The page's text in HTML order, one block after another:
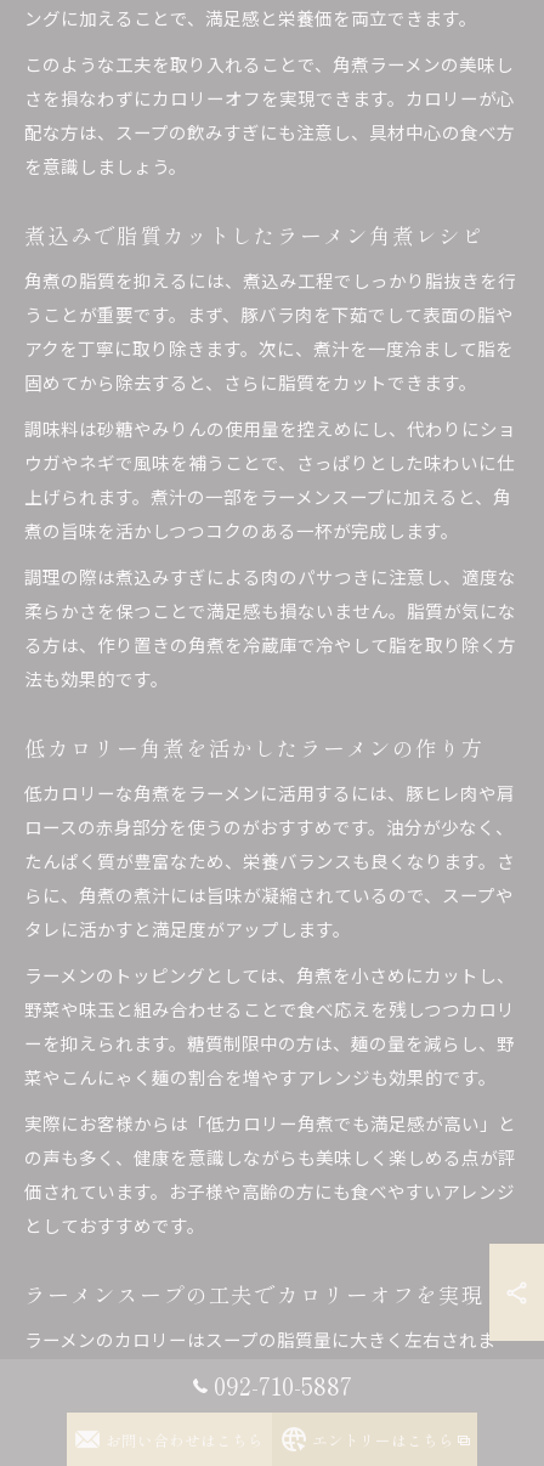
ングに加えることで、満足感と栄養価を両立できます。
このような工夫を取り入れることで、角煮ラーメンの美味し
さを損なわずにカロリーオフを実現できます。カロリーが心
配な方は、スープの飲みすぎにも注意し、具材中心の食べ方
を意識しましょう。
煮込みで脂質カットしたラーメン角煮レシピ
角煮の脂質を抑えるには、煮込み工程でしっかり脂抜きを行
うことが重要です。まず、豚バラ肉を下茹でして表面の脂や
アクを丁寧に取り除きます。次に、煮汁を一度冷まして脂を
固めてから除去すると、さらに脂質をカットできます。
調味料は砂糖やみりんの使用量を控えめにし、代わりにショ
ウガやネギで風味を補うことで、さっぱりとした味わいに仕
上げられます。煮汁の一部をラーメンスープに加えると、角
煮の旨味を活かしつつコクのある一杯が完成します。
調理の際は煮込みすぎによる肉のパサつきに注意し、適度な
柔らかさを保つことで満足感も損ないません。脂質が気にな
る方は、作り置きの角煮を冷蔵庫で冷やして脂を取り除く方
法も効果的です。
低カロリー角煮を活かしたラーメンの作り方
低カロリーな角煮をラーメンに活用するには、豚ヒレ肉や肩
ロースの赤身部分を使うのがおすすめです。油分が少なく、
たんぱく質が豊富なため、栄養バランスも良くなります。さ
らに、角煮の煮汁には旨味が凝縮されているので、スープや
タレに活かすと満足度がアップします。
ラーメンのトッピングとしては、角煮を小さめにカットし、
野菜や味玉と組み合わせることで食べ応えを残しつつカロリ
ーを抑えられます。糖質制限中の方は、麺の量を減らし、野
菜やこんにゃく麺の割合を増やすアレンジも効果的です。
実際にお客様からは「低カロリー角煮でも満足感が高い」と
の声も多く、健康を意識しながらも美味しく楽しめる点が評
価されています。お子様や高齢の方にも食べやすいアレンジ
としておすすめです。
ラーメンスープの工夫でカロリーオフを実現
ラーメンのカロリーはスープの脂質量に大きく左右されま
す。鶏ガラや魚介ベースのあっさり系スープを選ぶことで、
全体のカロリーを抑えることができます。角煮の煮汁を加え
る場合も、脂をしっかり除去してから使用しましょう。
092-710-5887
お問い合わせはこちら エントリーはこちら